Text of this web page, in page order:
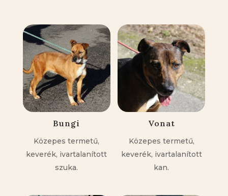
Bungi
Közepes termetű,
keverék, ivartalanított
szuka.
Vonat
Közepes termetű,
keverék, ivartalanított
kan.